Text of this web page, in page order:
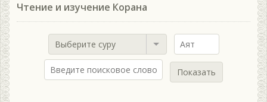
Чтение и изучение Корана
Выберите суру
Показать